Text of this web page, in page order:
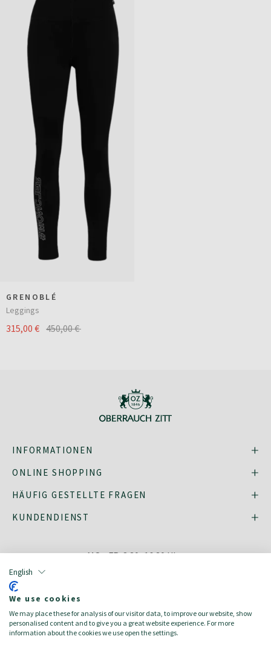
English
We use cookies
We may place these for analysis of our visitor data, to improve our website, show
personalised content and to give you a great website experience. For more
information about the cookies we use open the settings.
GRENOBLÉ
Leggings
315,00 € 450,00 €
INFORMATIONEN
ONLINE SHOPPING
HÄUFIG GESTELLTE FRAGEN
KUNDENDIENST
MO - FR: 8:30–16:30 Uhr,
english italiano